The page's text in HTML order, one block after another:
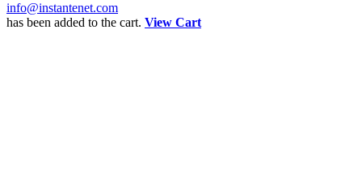
info@instantenet.com
has been added to the cart. View Cart